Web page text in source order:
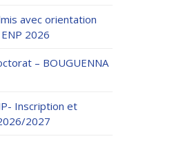
avec orientation
2026
– BOUGUENNA
Inscription et
2027